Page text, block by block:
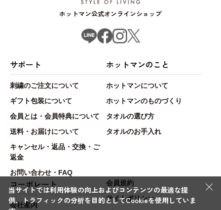
ホットマン公式オンラインショップ
サポート
刺繍のご注文について
ギフト包装について
会員とは・会員特典について
送料・お届けについて
キャンセル・返品・交換・ご
返金
お問い合わせ・FAQ
ホットマンのこと
ホットマンについて
ホットマンのものづくり
タオルの選び方
タオルのお手入れ
コーポレート
会社案内
会員規約
サイトポリシー
×
当サイトでは利用体験の向上およびコンテンツの最適な提
供、トラフィックの分析を目的としてCookieを使用していま